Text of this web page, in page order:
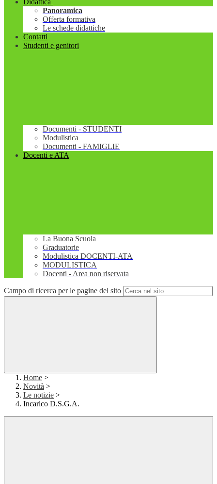
Didattica
Panoramica
Offerta formativa
Le schede didattiche
Contatti
Studenti e genitori
Documenti - STUDENTI
Modulistica
Documenti - FAMIGLIE
Docenti e ATA
La Buona Scuola
Graduatorie
Modulistica DOCENTI-ATA
MODULISTICA
Docenti - Area non riservata
Campo di ricerca per le pagine del sito
Home >
Novità >
Le notizie >
Incarico D.S.G.A.